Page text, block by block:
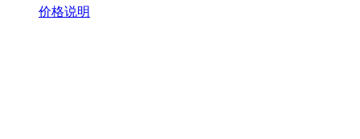
价格说明